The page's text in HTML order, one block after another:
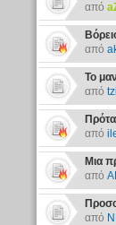
από
από
Το
από
από
Μια
από
από